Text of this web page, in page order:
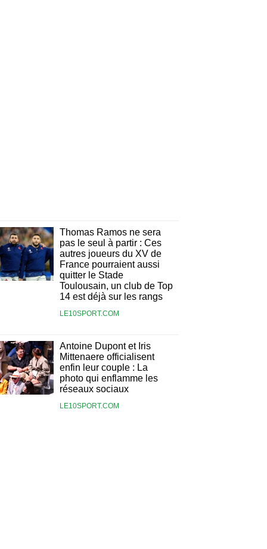
Thomas Ramos ne sera
pas le seul à partir : Ces
autres joueurs du XV de
France pourraient aussi
quitter le Stade
Toulousain, un club de Top
14 est déjà sur les rangs
LE10SPORT.COM
Antoine Dupont et Iris
Mittenaere officialisent
enfin leur couple : La
photo qui enflamme les
réseaux sociaux
LE10SPORT.COM